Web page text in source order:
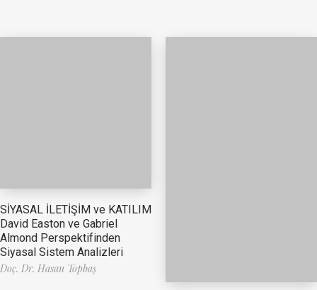
SİYASAL İLETİŞİM ve KATILIM
David Easton ve Gabriel
Almond Perspektifinden
Siyasal Sistem Analizleri
Doç. Dr. Hasan Topbaş